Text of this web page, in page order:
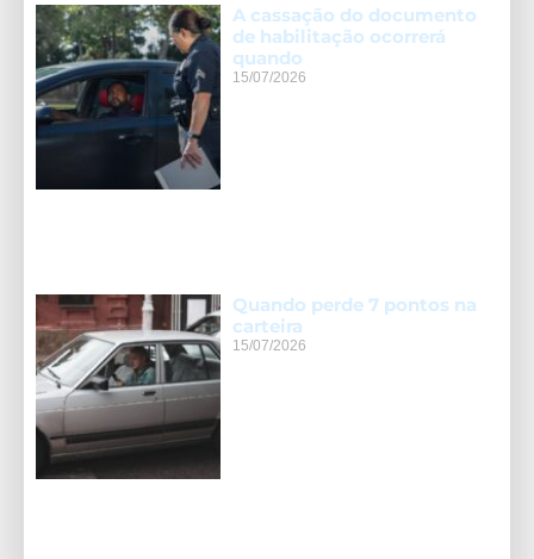
A cassação do documento
de habilitação ocorrerá
quando
15/07/2026
Quando perde 7 pontos na
carteira
15/07/2026